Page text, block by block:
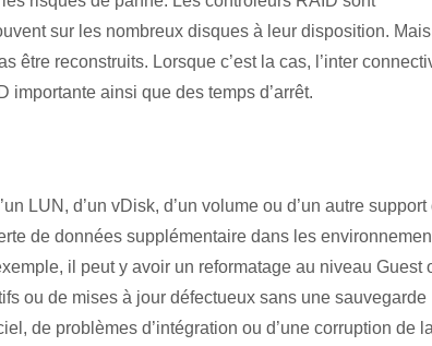
sur les nombreux disques à leur disposition.
être reconstruits. Lorsque c’est la cas, l’inter
ainsi que des temps d’arrêt.
LUN, d’un vDisk, d’un volume ou d’un autre support
de données supplémentaire dans les
il peut y avoir un reformatage au niveau Guest
ou de mises à jour défectueux sans une sauvegarde
de problèmes d’intégration ou d’une corruption de la